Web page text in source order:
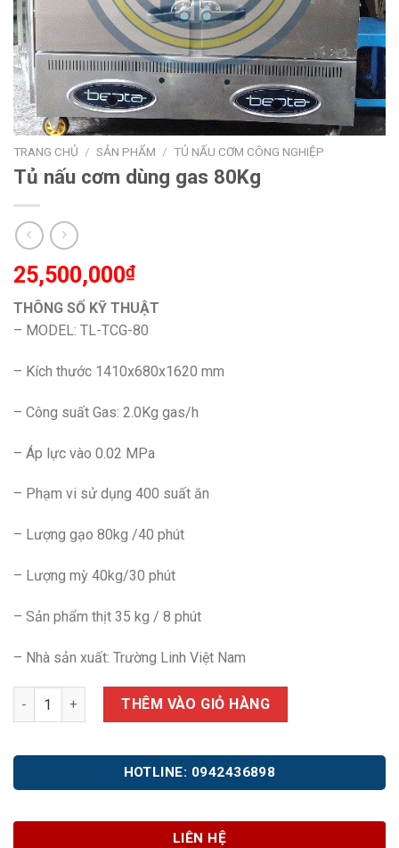
TRANG CHỦ / SẢN PHẨM / TỦ NẤU CƠM CÔNG NGHIỆP
Tủ nấu cơm dùng gas 80Kg
25,500,000₫
THÔNG SỐ KỸ THUẬT
– MODEL: TL-TCG-80
– Kích thước 1410x680x1620 mm
– Công suất Gas: 2.0Kg gas/h
– Áp lực vào 0.02 MPa
– Phạm vi sử dụng 400 suất ăn
– Lượng gạo 80kg /40 phút
– Lượng mỳ 40kg/30 phút
– Sản phẩm thịt 35 kg / 8 phút
– Nhà sản xuất: Trường Linh Việt Nam
Tủ nấu cơm dùng gas 80Kg số lượng
THÊM VÀO GIỎ HÀNG
HOTLINE: 0942436898
LIÊN HỆ